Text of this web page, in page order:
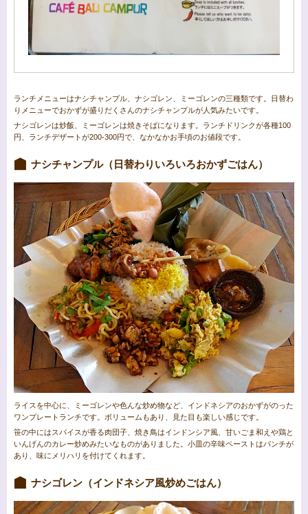
ランチメニューはナシチャンプル、ナシゴレン、ミーゴレンの三種類です。日替わ
りメニューでおかずが盛りだくさんのナシチャンプルが人気みたいです。
ナシゴレンは炒飯、ミーゴレンは焼きそばになります。ランチドリンクが各種100
円、ランチデザートが200-300円で、なかなかお手頃のお値段です。
ナシチャンプル（日替わりいろいろおかずごはん）
ライスを中心に、ミーゴレンや色んな炒め物など、インドネシアのおかずがのった
ワンプレートランチです。ボリュームもあり、見た目も楽しい感じです。
笹の中にはスパイスが香る肉団子、焼き鳥はインドンシア風、甘いごま和えや鶏と
いんげんのカレー炒めみたいなものがありました。小皿の辛味ペーストはパンチが
あり、味にメリハリを付けてくれます。
ナシゴレン（インドネシア風炒めごはん）